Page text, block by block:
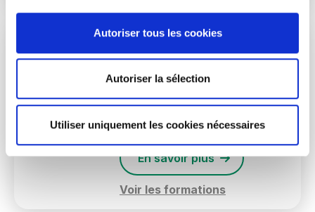
Autoriser tous les cookies
Autoriser la sélection
Utiliser uniquement les cookies nécessaires
Paris
Situé au coeur du 20eme
arrondissement, près de
vous accueille dans 600m2
dédiés à la formation.
En savoir plus
Voir les formations